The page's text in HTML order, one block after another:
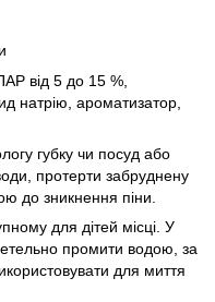
від 5 до 15 %,
натрію, ароматизатор,
губку чи посуд або
протерти забруднену
до зникнення піни.
для дітей місці. У
промити водою, за
для миття